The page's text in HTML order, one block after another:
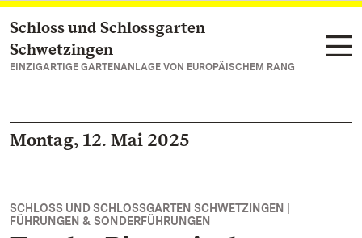
Zum Hauptinhalt springen
Schloss und Schlossgarten
Schwetzingen
EINZIGARTIGE GARTENANLAGE VON EUROPÄISCHEM RANG
Montag, 12. Mai 2025
SCHLOSS UND SCHLOSSGARTEN SCHWETZINGEN |
FÜHRUNGEN & SONDERFÜHRUNGEN